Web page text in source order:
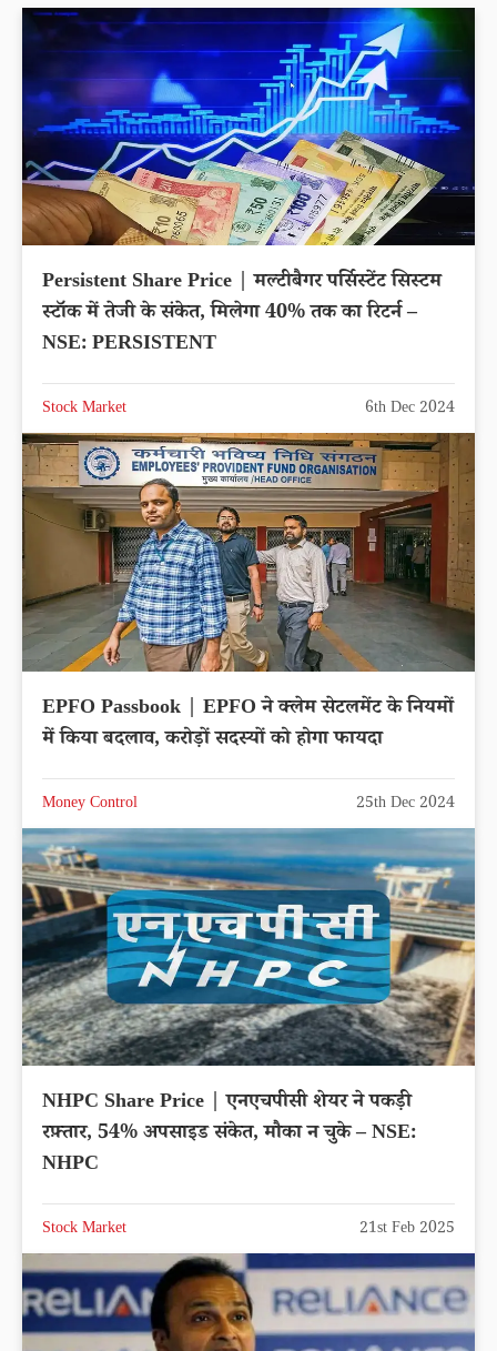
Persistent Share Price | मल्टीबैगर पर्सिस्टेंट सिस्टम
स्टॉक में तेजी के संकेत, मिलेगा 40% तक का रिटर्न –
NSE: PERSISTENT
Stock Market 6th Dec 2024
EPFO Passbook | EPFO ने क्लेम सेटलमेंट के नियमों
में किया बदलाव, करोड़ों सदस्यों को होगा फायदा
Money Control 25th Dec 2024
NHPC Share Price | एनएचपीसी शेयर ने पकड़ी
रफ़्तार, 54% अपसाइड संकेत, मौका न चुके – NSE:
NHPC
Stock Market 21st Feb 2025